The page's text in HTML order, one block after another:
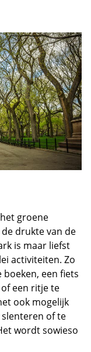
groene
drukte van de
is maar liefst
activiteiten. Zo
een fiets
een ritje te
ook mogelijk
of te
wordt sowieso